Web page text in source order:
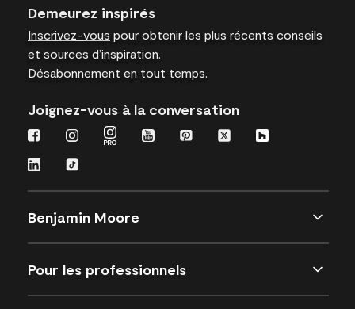
Demeurez inspirés
Inscrivez-vous pour obtenir les plus récents conseils
et sources d’inspiration.
Désabonnement en tout temps.
Joignez-vous à la conversation
Benjamin Moore
Pour les professionnels